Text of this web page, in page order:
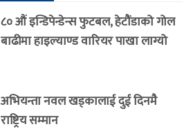
८० औं इन्डिपेन्डेन्स फुटबल, हेटौंडाको गोल
बाढीमा हाइल्याण्ड वारियर पाखा लाग्यो
अभियन्ता नवल खड्कालाई दुई दिनमै
राष्ट्रिय सम्मान